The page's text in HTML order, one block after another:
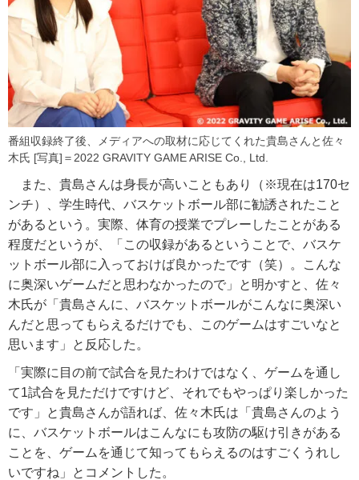
番組収録終了後、メディアへの取材に応じてくれた貴島さんと佐々
木氏 [写真]＝2022 GRAVITY GAME ARISE Co., Ltd.
また、貴島さんは身長が高いこともあり（※現在は170セ
ンチ）、学生時代、バスケットボール部に勧誘されたこと
があるという。実際、体育の授業でプレーしたことがある
程度だというが、「この収録があるということで、バスケ
ットボール部に入っておけば良かったです（笑）。こんな
に奥深いゲームだと思わなかったので」と明かすと、佐々
木氏が「貴島さんに、バスケットボールがこんなに奥深い
んだと思ってもらえるだけでも、このゲームはすごいなと
思います」と反応した。
「実際に目の前で試合を見たわけではなく、ゲームを通し
て1試合を見ただけですけど、それでもやっぱり楽しかった
です」と貴島さんが語れば、佐々木氏は「貴島さんのよう
に、バスケットボールはこんなにも攻防の駆け引きがある
ことを、ゲームを通じて知ってもらえるのはすごくうれし
いですね」とコメントした。